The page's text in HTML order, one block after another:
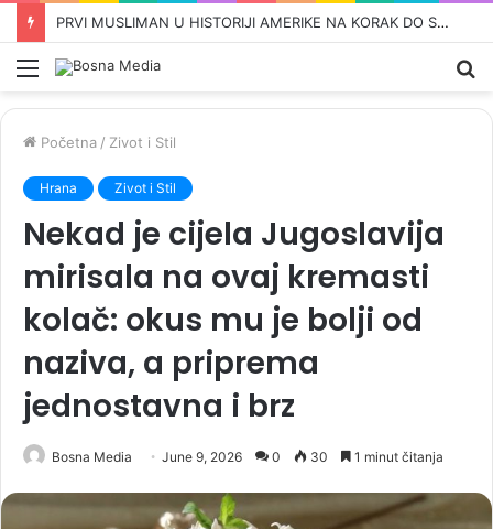
TEŠKE OPTUŽBE NA RAČUN MINISTRA VANJSKIH POSLOVA: Bisera Turković tvrdi da Konaković zataškava veliku aferu s kokainom
Meni
Početna / Zivot i Stil
Hrana Zivot i Stil
Nekad je cijela Jugoslavija
mirisala na ovaj kremasti
kolač: okus mu je bolji od
naziva, a priprema
jednostavna i brz
Bosna Media June 9, 2026 0 30 1 minut čitanja